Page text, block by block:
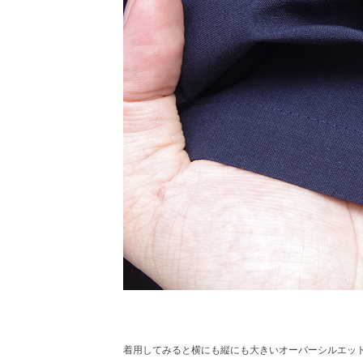
着用してみると横にも縦にも大きいオーバーシルエッ